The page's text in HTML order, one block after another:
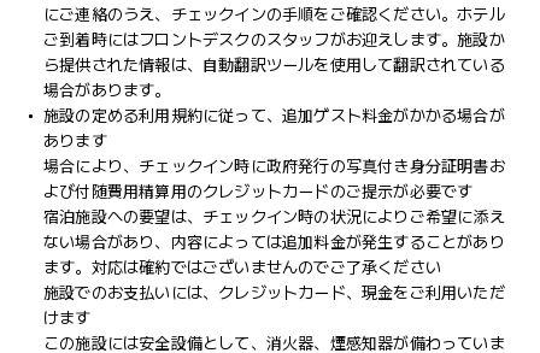
にご連絡のうえ、チェックインの手順をご確認ください。ホテル
ご到着時にはフロントデスクのスタッフがお迎えします。施設か
ら提供された情報は、自動翻訳ツールを使用して翻訳されている
場合があります。
施設の定める利用規約に従って、追加ゲスト料金がかかる場合が
あります
場合により、チェックイン時に政府発行の写真付き身分証明書お
よび付随費用精算用のクレジットカードのご提示が必要です
宿泊施設への要望は、チェックイン時の状況によりご希望に添え
ない場合があり、内容によっては追加料金が発生することがあり
ます。対応は確約ではございませんのでご了承ください
施設でのお支払いには、クレジットカード、現金をご利用いただ
けます
この施設には安全設備として、消火器、煙感知器が備わっていま